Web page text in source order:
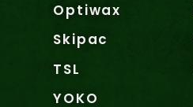
Optiwax
Skipac
TSL
YOKO